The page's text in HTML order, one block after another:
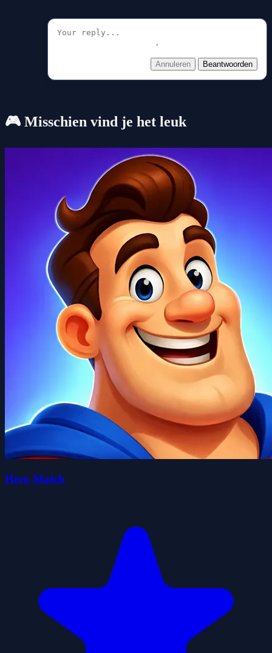
Annuleren Beantwoorden
🎮 Misschien vind je het leuk
Hero Match